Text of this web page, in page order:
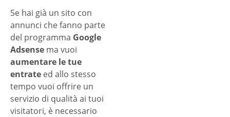
Se hai già un sito con
annunci che fanno parte
del programma Google
Adsense ma vuoi
aumentare le tue
entrate ed allo stesso
tempo vuoi offrire un
servizio di qualità ai tuoi
visitatori, è necessario